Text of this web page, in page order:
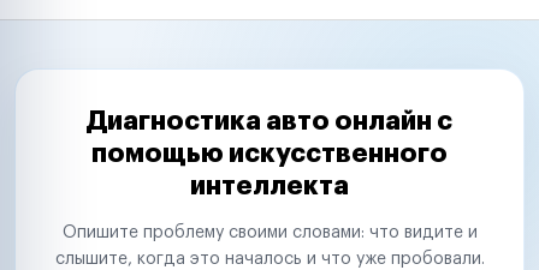
Диагностика авто онлайн с
помощью искусственного
интеллекта
Опишите проблему своими словами: что видите и
слышите, когда это началось и что уже пробовали.